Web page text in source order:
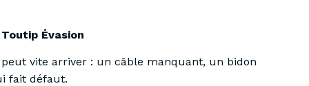
Toutip Évasion
vite arriver : un câble manquant, un bidon
fait défaut.